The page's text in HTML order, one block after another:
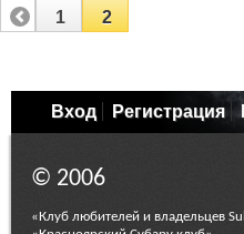
1 2
Вход Регистрация
© 2006
«Клуб любителей и владельцев